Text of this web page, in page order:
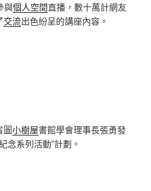
與個人空間直播，數十萬計網友
交流出色紛呈的講座內容。
圖小樹屋書館學會理事長張勇發
念系列活動”計劃。